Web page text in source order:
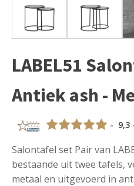
LABEL51
Antiek ash -
- 9,3
Salontafel set Pair van
bestaande uit twee tafels,
metaal en uitgevoerd in